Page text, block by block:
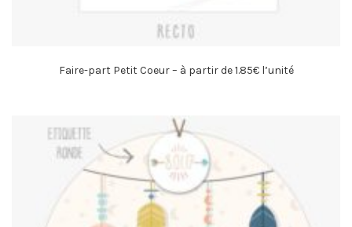
Faire-part Petit Coeur – à partir de 1.85€ l’unité